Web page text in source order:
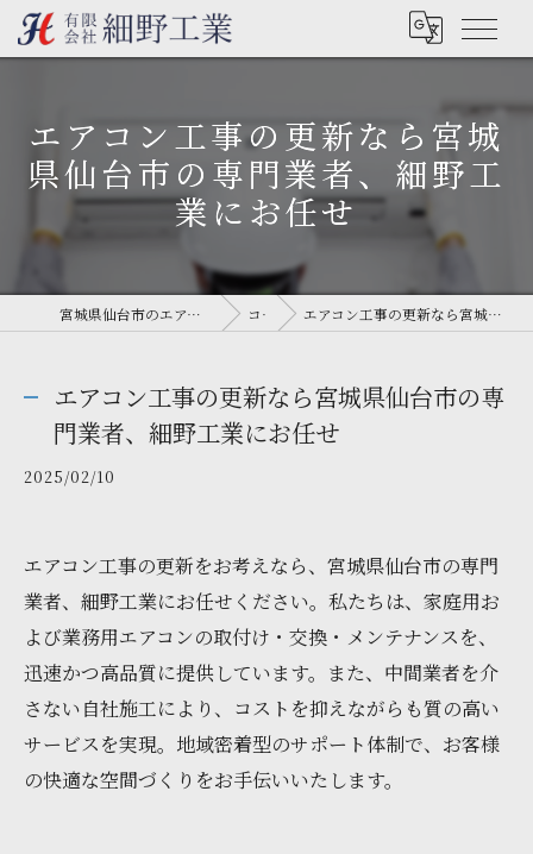
エアコン工事の更新なら宮城
県仙台市の専門業者、細野工
業にお任せ
宮城県仙台市のエアコン工事なら有限会社細野工業 コラム エアコン工事の更新なら宮城県仙台市の専門業者、細野工業にお任せ
エアコン工事の更新なら宮城県仙台市の専
門業者、細野工業にお任せ
2025/02/10
エアコン工事の更新をお考えなら、宮城県仙台市の専門
業者、細野工業にお任せください。私たちは、家庭用お
よび業務用エアコンの取付け・交換・メンテナンスを、
迅速かつ高品質に提供しています。また、中間業者を介
さない自社施工により、コストを抑えながらも質の高い
サービスを実現。地域密着型のサポート体制で、お客様
の快適な空間づくりをお手伝いいたします。